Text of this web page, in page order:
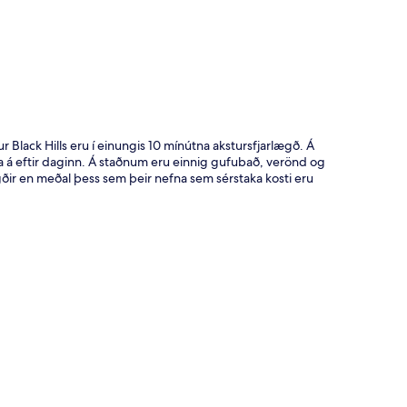
Hills eru í einungis 10 mínútna akstursfjarlægð. Á
eftir daginn. Á staðnum eru einnig gufubað, verönd og
en meðal þess sem þeir nefna sem sérstaka kosti eru